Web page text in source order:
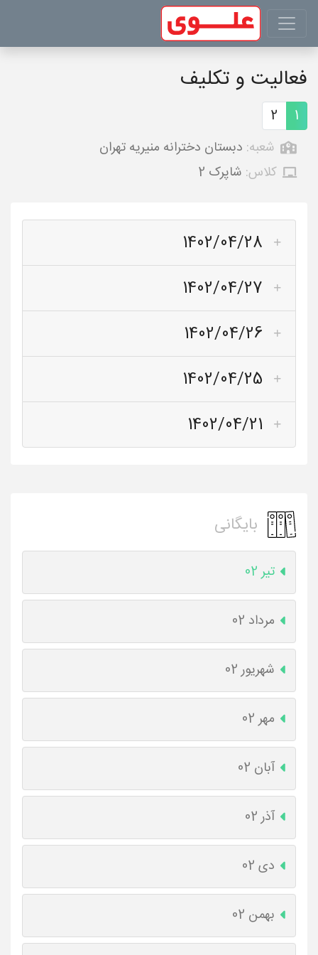
فعالیت و تکلیف
1
2
شعبه: دبستان دخترانه منیریه تهران
کلاس: شاپرک 2
1402/04/28
1402/04/27
1402/04/26
1402/04/25
1402/04/21
بایگانی
تیر 02
مرداد 02
شهریور 02
مهر 02
آبان 02
آذر 02
دی 02
بهمن 02